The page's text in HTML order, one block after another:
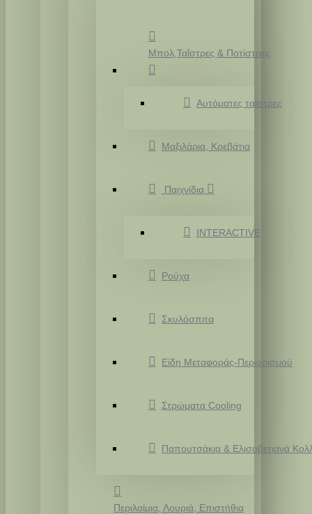
Μπολ,Ταΐστρες & Ποτίστρες
Αυτόματες ταίστρες
Μαξιλάρια, Κρεβάτια
Παιχνίδια
INTERACTIVE
Ρούχα
Σκυλόσπιτα
Είδη Μεταφοράς-Περιορισμού
Στρώματα Cooling
Παπουτσάκια & Ελισαβετιανά
Περιλαίμια, Λουριά, Επιστήθια